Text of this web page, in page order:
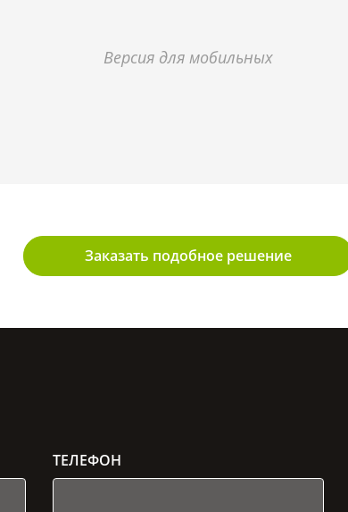
Версия для мобильных
Заказать подобное решение
ТЕЛЕФОН